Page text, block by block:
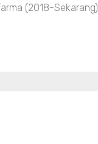
(2018-Sekarang)